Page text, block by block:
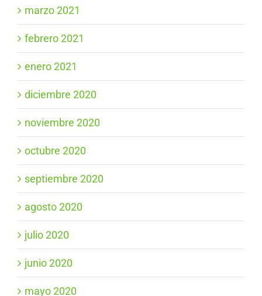
marzo 2021
febrero 2021
enero 2021
diciembre 2020
noviembre 2020
octubre 2020
septiembre 2020
agosto 2020
julio 2020
junio 2020
mayo 2020